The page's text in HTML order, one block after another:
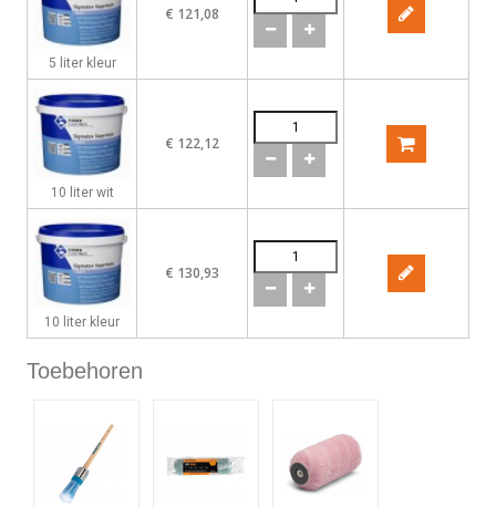
5 liter kleur
€ 121,08
10 liter wit
€ 122,12
10 liter kleur
€ 130,93
Toebehoren